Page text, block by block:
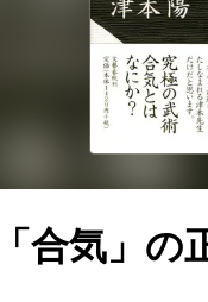
合気」の